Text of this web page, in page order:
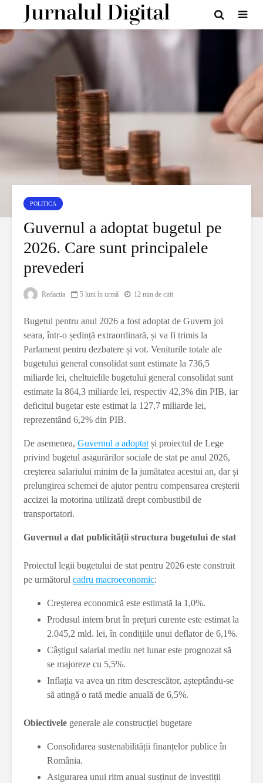
POLITICA
Guvernul a adoptat bugetul pe
2026. Care sunt principalele
prevederi
Redactia 5 luni în urmă 12 min de citit
Bugetul pentru anul 2026 a fost adoptat de Guvern joi
seara, într-o ședință extraordinară, și va fi trimis la
Parlament pentru dezbatere și vot. Veniturile totale ale
bugetului general consolidat sunt estimate la 736,5
miliarde lei, cheltuielile bugetului general consolidat sunt
estimate la 864,3 miliarde lei, respectiv 42,3% din PIB, iar
deficitul bugetar este estimat la 127,7 miliarde lei,
reprezentând 6,2% din PIB.
De asemenea, Guvernul a adoptat și proiectul de Lege
privind bugetul asigurărilor sociale de stat pe anul 2026,
creşterea salariului minim de la jumătatea acestui an, dar și
prelungirea schemei de ajutor pentru compensarea creșterii
accizei la motorina utilizată drept combustibil de
transportatori.
Guvernul a dat publicității structura bugetului de stat
Proiectul legii bugetului de stat pentru 2026 este construit
pe următorul cadru macroeconomic:
Creșterea economică este estimată la 1,0%.
Produsul intern brut în prețuri curente este estimat la
2.045,2 mld. lei, în condițiile unui deflator de 6,1%.
Câștigul salarial mediu net lunar este prognozat să
se majoreze cu 5,5%.
Inflația va avea un ritm descrescător, așteptându-se
să atingă o rată medie anuală de 6,5%.
Obiectivele generale ale construcției bugetare
Consolidarea sustenabilității finanțelor publice în
România.
Asigurarea unui ritm anual susținut de investiții